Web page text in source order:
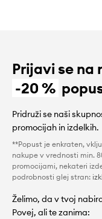
Prijavi se na
-20 %
Pridruži se naši
promocijah in izdelkih.
**Popust je enkraten,
nakupe v vrednosti min.
promocijami, nekateri
podrobnosti glej stran:
Želimo, da v tvoj
Povej, ali te zanima: